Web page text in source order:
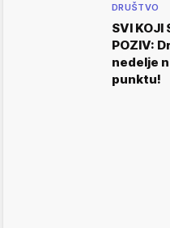
DRUŠTVO
SVI KOJI
POZIV:
nedelje
punktu!